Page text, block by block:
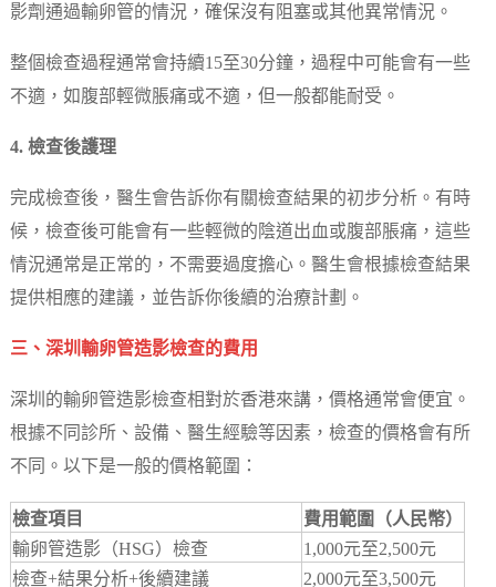
影劑通過輸卵管的情況，確保沒有阻塞或其他異常情況。
整個檢查過程通常會持續15至30分鐘，過程中可能會有一些
不適，如腹部輕微脹痛或不適，但一般都能耐受。
4. 檢查後護理
完成檢查後，醫生會告訴你有關檢查結果的初步分析。有時
候，檢查後可能會有一些輕微的陰道出血或腹部脹痛，這些
情況通常是正常的，不需要過度擔心。醫生會根據檢查結果
提供相應的建議，並告訴你後續的治療計劃。
三、深圳輸卵管造影檢查的費用
深圳的輸卵管造影檢查相對於香港來講，價格通常會便宜。
根據不同診所、設備、醫生經驗等因素，檢查的價格會有所
不同。以下是一般的價格範圍：
檢查項目
費用範圍（人民幣）
輸卵管造影（HSG）檢查
1,000元至2,500元
檢查+結果分析+後續建議
2,000元至3,500元